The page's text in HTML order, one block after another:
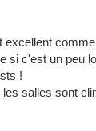
excellent
si c'est un peu
!
salles sont